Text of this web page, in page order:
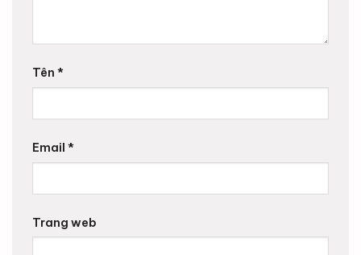
Tên *
Email *
Trang web